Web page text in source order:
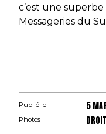
c’est une
Messageries du
Publié le 5
Photos